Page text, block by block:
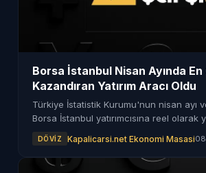
Borsa İstanbul Nisan Ayında En
Kazandıran Yatırım Aracı Oldu
Türkiye İstatistik Kurumu'nun nisan ayı
Borsa İstanbul yatırımcısına reel olarak
DÖVIZ Kapalicarsi.net Ekonomi Masasi